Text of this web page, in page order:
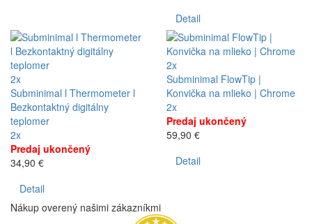
Detail
2x
Subminimal l Thermometer l
Bezkontaktný digitálny
teplomer
2x
Predaj ukončený
34,90 €
Detail
2x
Subminimal FlowTip |
Konvička na mlieko | Chrome
2x
Predaj ukončený
59,90 €
Detail
Nákup overený našimi zákazníkmi